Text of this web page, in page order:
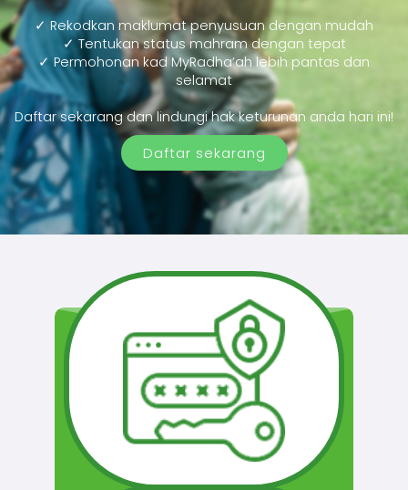
✓ Rekodkan maklumat penyusuan dengan mudah
✓ Tentukan status mahram dengan tepat
✓ Permohonan kad MyRadha’ah lebih pantas dan
selamat
Daftar sekarang dan lindungi hak keturunan anda hari ini!
Daftar sekarang